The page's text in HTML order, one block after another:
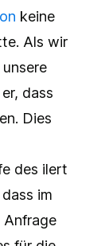
keine
Als wir
dass
Dies
des ilert
im
Anfrage